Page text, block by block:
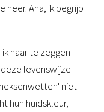
Aha, ik begrijp
haar te zeggen
levenswijze
niet
hun huidskleur,